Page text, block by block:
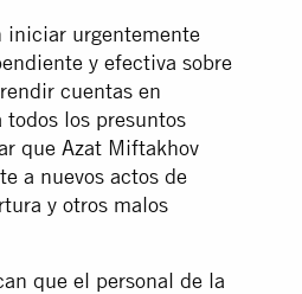
iniciar urgentemente
y efectiva sobre
cuentas en
los presuntos
que Azat Miftakhov
a nuevos actos de
y otros malos
que el personal de la